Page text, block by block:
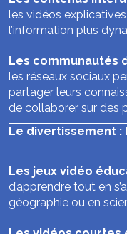
les vidéos
l’information plus
Les communautés
les réseaux sociaux
partager leurs
de collaborer sur des
Le divertissement
Les jeux vidéo
d’apprendre tout en
géographie ou en